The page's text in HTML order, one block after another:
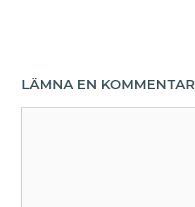
LÄMNA EN KOMMENTAR